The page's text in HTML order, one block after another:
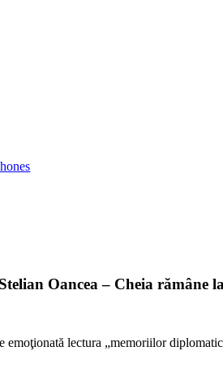
Stelian Oancea – Cheia rămâne
emoţionată lectura „memoriilor